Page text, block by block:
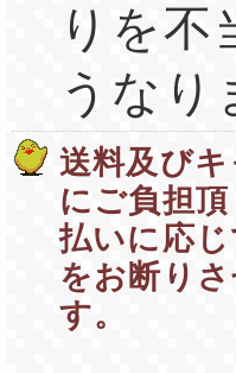
りを
うなり
送料及び
にご負担
払いに応
をお断り
す。